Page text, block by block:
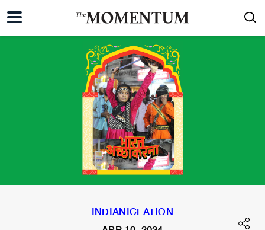
INDIANICEATION